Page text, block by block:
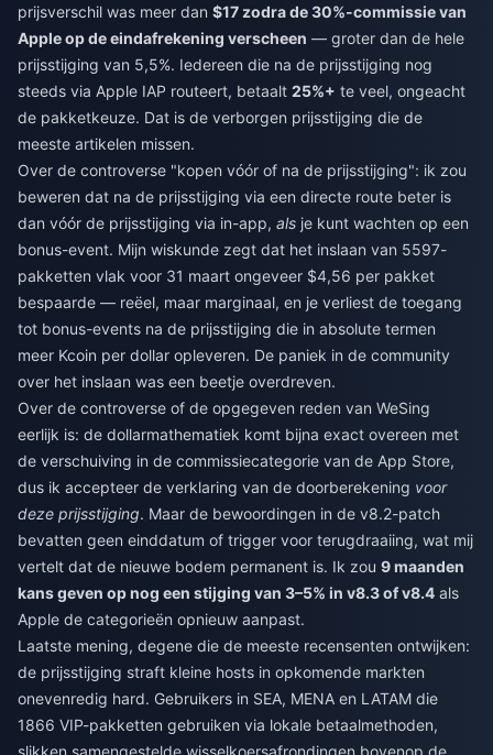
prijsverschil was meer dan $17 zodra de 30%-commissie van
Apple op de eindafrekening verscheen — groter dan de hele
prijsstijging van 5,5%. Iedereen die na de prijsstijging nog
steeds via Apple IAP routeert, betaalt 25%+ te veel, ongeacht
de pakketkeuze. Dat is de verborgen prijsstijging die de
meeste artikelen missen.
Over de controverse "kopen vóór of na de prijsstijging": ik zou
beweren dat na de prijsstijging via een directe route beter is
dan vóór de prijsstijging via in-app, als je kunt wachten op een
bonus-event. Mijn wiskunde zegt dat het inslaan van 5597-
pakketten vlak voor 31 maart ongeveer $4,56 per pakket
bespaarde — reëel, maar marginaal, en je verliest de toegang
tot bonus-events na de prijsstijging die in absolute termen
meer Kcoin per dollar opleveren. De paniek in de community
over het inslaan was een beetje overdreven.
Over de controverse of de opgegeven reden van WeSing
eerlijk is: de dollarmathematiek komt bijna exact overeen met
de verschuiving in de commissiecategorie van de App Store,
dus ik accepteer de verklaring van de doorberekening voor
deze prijsstijging. Maar de bewoordingen in de v8.2-patch
bevatten geen einddatum of trigger voor terugdraaiing, wat mij
vertelt dat de nieuwe bodem permanent is. Ik zou 9 maanden
kans geven op nog een stijging van 3–5% in v8.3 of v8.4 als
Apple de categorieën opnieuw aanpast.
Laatste mening, degene die de meeste recensenten ontwijken:
de prijsstijging straft kleine hosts in opkomende markten
onevenredig hard. Gebruikers in SEA, MENA en LATAM die
1866 VIP-pakketten gebruiken via lokale betaalmethoden,
slikken samengestelde wisselkoersafrondingen bovenop de